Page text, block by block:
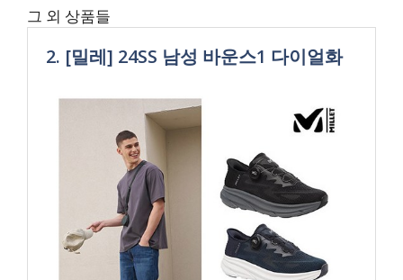
그 외 상품들
2. [밀레] 24SS 남성 바운스1 다이얼화